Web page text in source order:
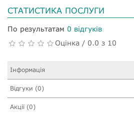
СТАТИСТИКА ПОСЛУГИ
По результатам 0 відгуків
Оцінка / 0.0 з 10
Інформація
Відгуки (0)
Акції (0)